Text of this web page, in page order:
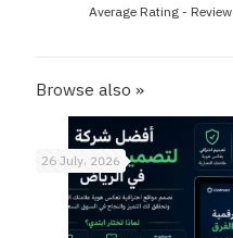
Average Rating - Review
Browse also »
26 July، 2026